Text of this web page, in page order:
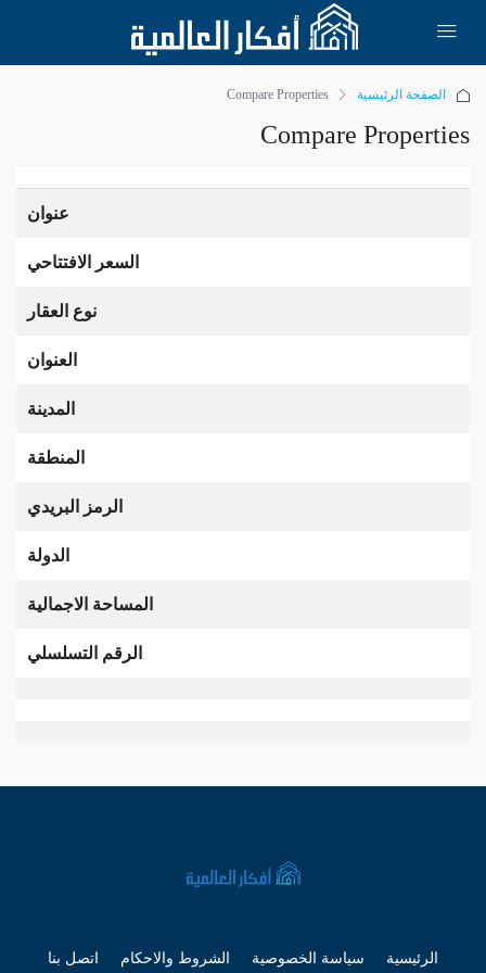
الصفحة الرئيسية Compare Properties
Compare Properties
عنوان
السعر الافتتاحي
نوع العقار
العنوان
المدينة
المنطقة
الرمز البريدي
الدولة
المساحة الاجمالية
الرقم التسلسلي
الرئيسية سياسة الخصوصية الشروط والاحكام اتصل بنا